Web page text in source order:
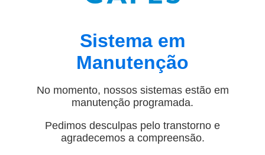
Sistema em
Manutenção
No momento, nossos sistemas estão em
manutenção programada.
Pedimos desculpas pelo transtorno e
agradecemos a compreensão.